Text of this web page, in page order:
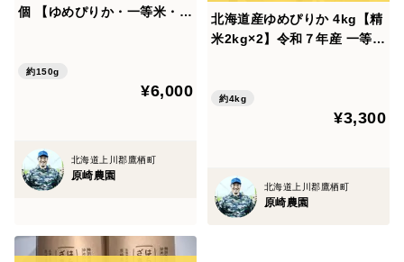
個 【ゆめぴりか・一等米・特
約150g
¥6,000
北海道上川郡鷹栖町
原崎農園
北海道産ゆめぴりか 4kg【精
米2kg×2】令和７年産 一等
約4kg
¥3,300
北海道上川郡鷹栖町
原崎農園